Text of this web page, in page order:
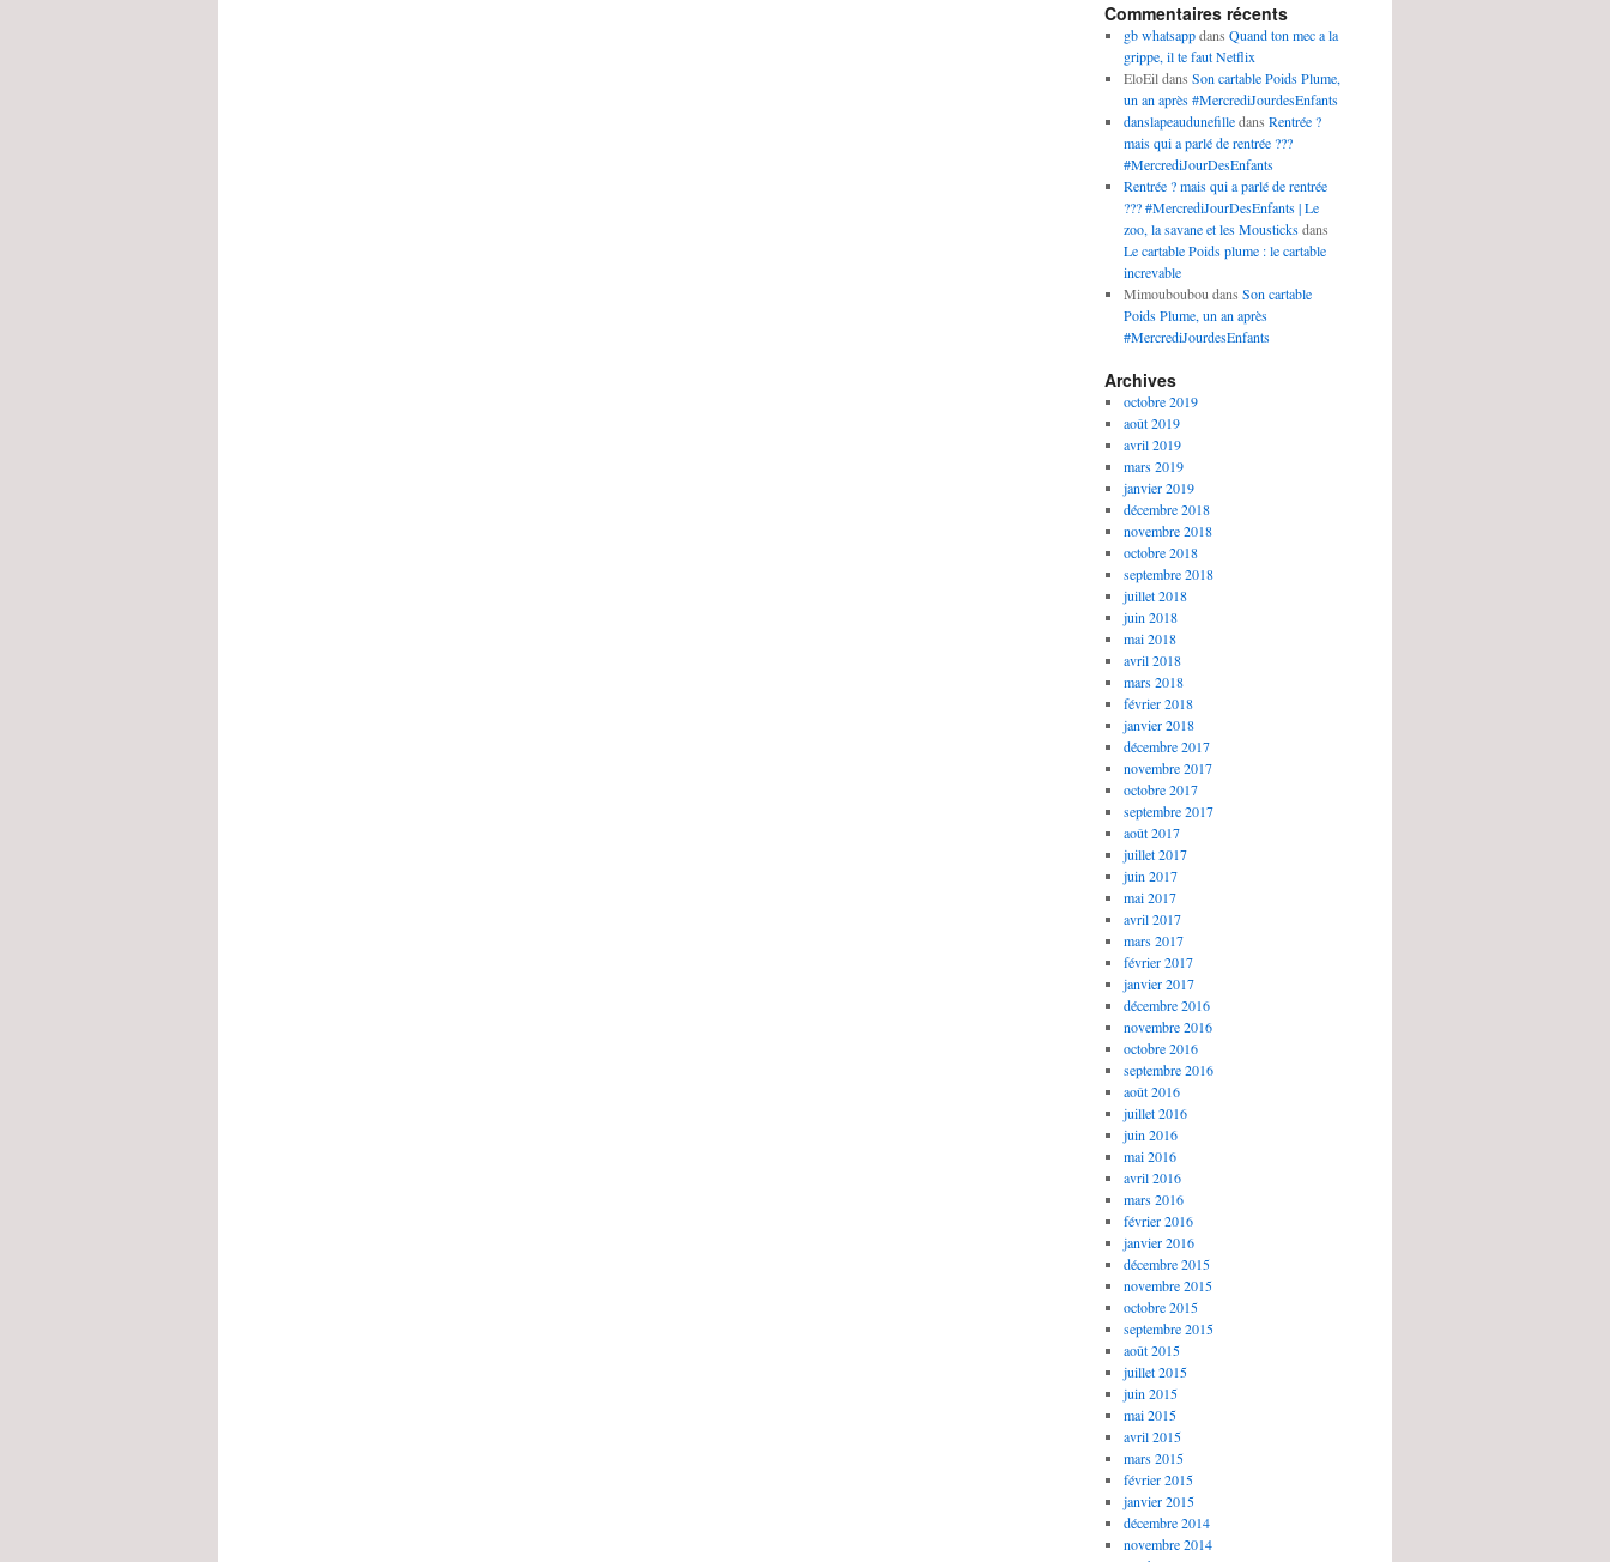
Commentaires récents
gb whatsappdans Quand ton mec a la
grippe, il te faut Netflix
EloEildans Son cartable Poids Plume,
un an après #MercrediJourdesEnfants
danslapeaudunefilledans Rentrée ?
mais qui a parlé de rentrée ???
#MercrediJourDesEnfants
Rentrée ? mais qui a parlé de rentrée
??? #MercrediJourDesEnfants | Le
zoo, la savane et les Mousticksdans
Le cartable Poids plume : le cartable
increvable
Mimoubouboudans Son cartable
Poids Plume, un an après
#MercrediJourdesEnfants
Archives
octobre 2019
août 2019
avril 2019
mars 2019
janvier 2019
décembre 2018
novembre 2018
octobre 2018
septembre 2018
juillet 2018
juin 2018
mai 2018
avril 2018
mars 2018
février 2018
janvier 2018
décembre 2017
novembre 2017
octobre 2017
septembre 2017
août 2017
juillet 2017
juin 2017
mai 2017
avril 2017
mars 2017
février 2017
janvier 2017
décembre 2016
novembre 2016
octobre 2016
septembre 2016
août 2016
juillet 2016
juin 2016
mai 2016
avril 2016
mars 2016
février 2016
janvier 2016
décembre 2015
novembre 2015
octobre 2015
septembre 2015
août 2015
juillet 2015
juin 2015
mai 2015
avril 2015
mars 2015
février 2015
janvier 2015
décembre 2014
novembre 2014